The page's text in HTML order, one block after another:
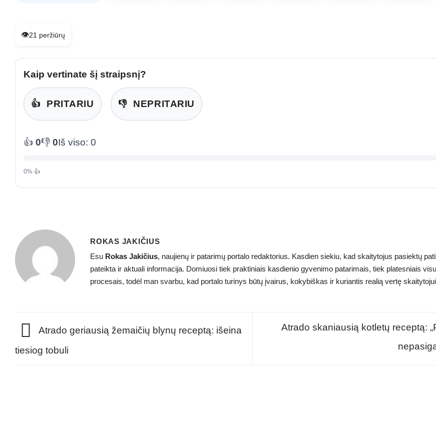
👁️21 peržiūrų
Kaip vertinate šį straipsnį?
👍 PRITARIU 👎 NEPRITARIU
👍 0👎 0Iš viso: 0
0% 👍
ROKAS JAKIČIUS
Esu Rokas Jakičius, naujienų ir patarimų portalo redaktorius. Kasdien siekiu, kad skaitytojus pasiektų
pateikta ir aktuali informacija. Domiuosi tiek praktiniais kasdienio gyvenimo patarimais, tiek platesniais
procesais, todėl man svarbu, kad portalo turinys būtų įvairus, kokybiškas ir kuriantis realią vertę
Atrado geriausią žemaičių blynų receptą: išeina
tiesiog tobuli
Atrado skaniausią kotletų receptą: